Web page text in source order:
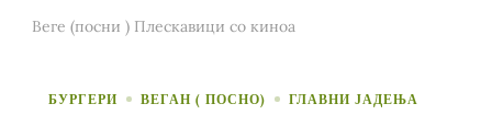
Веге (посни ) Плескавици со киноа
БУРГЕРИ ВЕГАН ( ПОСНО) ГЛАВНИ ЈАДЕЊА